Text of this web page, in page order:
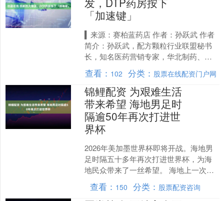
「加速键」
▍来源：赛柏蓝药店 作者：孙跃武 作者
简介：孙跃武，配方颗粒行业联盟秘书
长，知名医药营销专家，华北制药、瑞
康股份、南微医学、等企业顾问/专家，
为赛柏蓝、医药经济....
查看： 102 分类： 股票在线配资门户网
锦鲤配资 为艰难生活
带来希望 海地男足时
隔逾50年再次打进世
界杯
2026年美加墨世界杯即将开战。海地男
足时隔五十多年再次打进世界杯，为海
地民众带来了一丝希望。 海地上一次入
围世界杯小组赛还要追溯到1974年，能
够再次打进世界....
查看： 150 分类： 股票配资咨询